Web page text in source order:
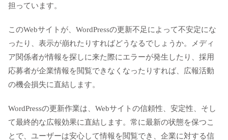
担っています。
このWebサイトが、WordPressの更新不足によって不安定にな
ったり、表示が崩れたりすればどうなるでしょうか。メディ
ア関係者が情報を探しに来た際にエラーが発生したり、採用
応募者が企業情報を閲覧できなくなったりすれば、広報活動
の機会損失に直結します。
WordPressの更新作業は、Webサイトの信頼性、安定性、そし
て最終的な広報効果に直結します。常に最新の状態を保つこ
とで、ユーザーは安心して情報を閲覧でき、企業に対する信